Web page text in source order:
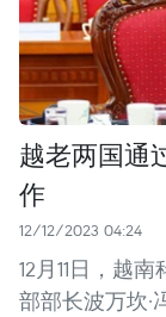
越老两国通
作
12/12/2023 04:24
12月11日，越
部部长波万坎·